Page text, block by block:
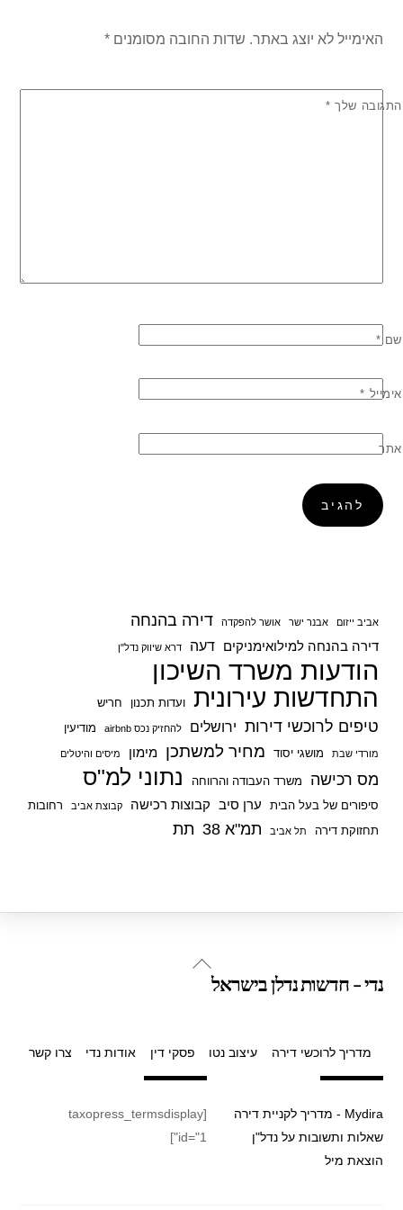
האימייל לא יוצג באתר. שדות החובה מסומנים*
התגובה שלך *
שם *
אימייל *
אתר
אביב ייזום אבנר ישר אושר להפקדה דירה בהנחה
דירה בהנחה למילואימניקים דעה דרא שיווק נדל"ן
הודעות משרד השיכון
התחדשות עירונית ועדות תכנון חריש
טיפים לרוכשי דירות ירושלים להחזיק נכס airbnb מודיעין
מורדי שבת מושגי יסוד מחיר למשתכן מימון מיסים והיטלים
מס רכישה משרד העבודה והרווחה נתוני למ"ס
סיפורים של בעל הבית ערן סיב קבוצות רכישה קבוצת אביב
רחובות
תחזוקת דירה
תל אביב תמ"א 38 תת
Back
נדי - חדשות נדלן בישראל
מדריך לרוכשי דירה עיצוב נטו פסקי דין אודות נדי צרו קשר
Mydira - מדריך לקניית דירה
שאלות ותשובות על נדל"ן
הוצאת מיל
[taxopress_termsdisplay
id="1"]